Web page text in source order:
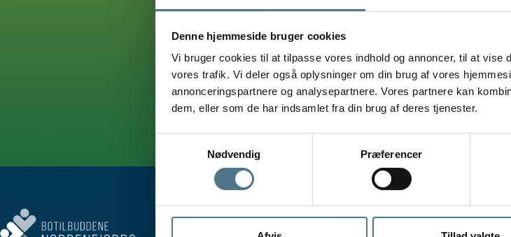
Denne hjemmeside bruger cookies
Vi bruger cookies til at tilpasse vores indhold og annoncer, til at vise
vores trafik. Vi deler også oplysninger om din brug af vores
annonceringspartnere og analysepartnere. Vores partnere kan
dem, eller som de har indsamlet fra din brug af deres tjenester.
Nødvendig
Præferencer